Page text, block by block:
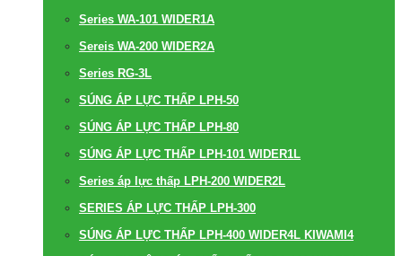
Series WA-101 WIDER1A
Sereis WA-200 WIDER2A
Series RG-3L
SÚNG ÁP LỰC THẤP LPH-50
SÚNG ÁP LỰC THẤP LPH-80
SÚNG ÁP LỰC THẤP LPH-101 WIDER1L
Series áp lực thấp LPH-200 WIDER2L
SERIES ÁP LỰC THẤP LPH-300
SÚNG ÁP LỰC THẤP LPH-400 WIDER4L KIWAMI4